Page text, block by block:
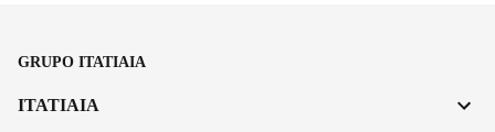
GRUPO ITATIAIA
ITATIAIA